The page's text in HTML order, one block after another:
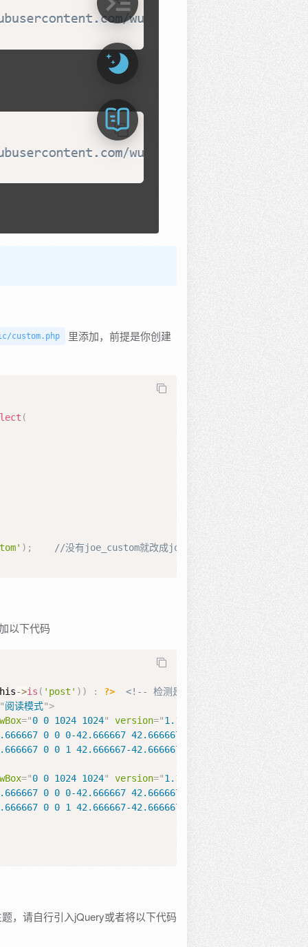
custom.php 里添加，前提是你创建
(
) ; //没有joe_custom就改成joe_other
以下代码
->is ( 'post' ) ) : ?>
<!-- 检测是否为文章页 -->
"阅读模式">
="0 0 1024 1024" version="1.1
http://
0 0 0-42.666667
0 0 1 42.666667-42.666667h128a42.666667
="0 0 1024 1024" version="1.1 =
http://
0 0 0-42.666667
0 0 1 42.666667-42.666667h128a42.666667
，请自行引入jQuery或者将以下代码